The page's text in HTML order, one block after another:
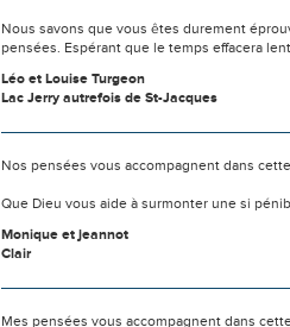
Nous savons que vous êtes durement
pensées. Espérant que le temps effacera
Léo et Louise Turgeon
Lac Jerry autrefois de St-Jacques
Nos pensées vous accompagnent dans
Que Dieu vous aide à surmonter une si
Monique et jeannot
Clair
Mes pensées vous accompagnent dans